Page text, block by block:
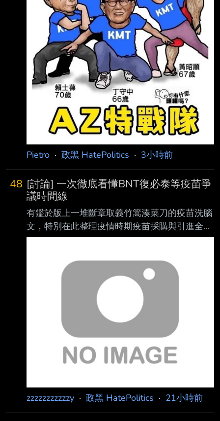
Pietro · 政黑 HatePolitics · 3小時前
48 [討論] 一次徹底看懂BNT復必泰等疫苗爭
議時間線
有鑑於版上一堆斷章取義竹篙湊菜刀的疫苗洗腦
文，特別在此整理疫情時期疫苗採購與引進全時
間線 看完這篇你就不需要再去看其他胡扯文
章會分做兩部份，第一部分解析疫情期間各大疫
苗品牌的引進與台灣需求狀況，第二部分探討
BNT复必泰疫苗事件始末 第一部分： 2020下半
年 政府簽約預購AZ疫苗1000萬劑，全球疫苗仍
未上市。 政府提供研發補助給高端、聯亞等本
土生技公司進行第一、二期臨床試驗。 需求狀
況：2020 年台灣疫情控制良好，疫苗需求尚未
急迫。 2021年 2月 政府簽約
zzzzzzzzzzzy · 政黑 HatePolitics · 21小時前